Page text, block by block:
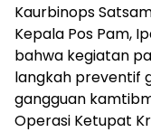
Kaurbinops
Kepala Pos Pam,
bahwa kegiatan
langkah preventif
gangguan
Operasi Ketupat